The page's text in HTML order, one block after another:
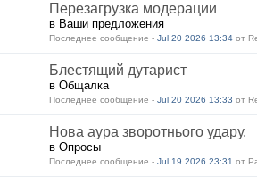
Перезагрузка модерации
в Ваши предложения
Последнее сообщение - Jul 20 2026 13:34 от
Блестящий дутарист
в Общалка
Последнее сообщение - Jul 20 2026 13:33 от
Нова аура зворотнього удару.
в Опросы
Последнее сообщение - Jul 19 2026 23:31 от